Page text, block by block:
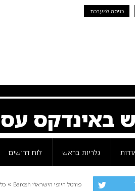
כניסה למערכת
באינדקס
גלריות בראש לוח דרושים
פורטל היופי הישראלי Barosh »